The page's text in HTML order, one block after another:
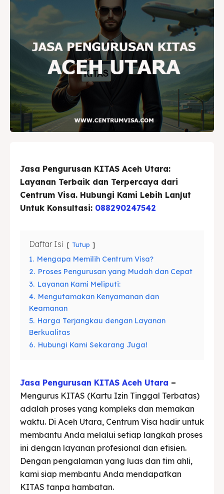
Kitas
Imta
Legalisir
Apostille
Penerjemah
Blog
Kitas
Imta
Legalisir
Apostille
Penerjemah
Blog
Jasa Pengurusan KITAS Aceh Utara:
Layanan Terbaik dan Terpercaya dari
Centrum Visa. Hubungi Kami Lebih Lanjut
Untuk Konsultasi: 088290247542
Daftar Isi Tutup
1. Mengapa Memilih Centrum Visa?
2. Proses Pengurusan yang Mudah dan Cepat
3. Layanan Kami Meliputi:
4. Mengutamakan Kenyamanan dan
Keamanan
5. Harga Terjangkau dengan Layanan
Berkualitas
6. Hubungi Kami Sekarang Juga!
Jasa Pengurusan KITAS Aceh Utara –
Mengurus KITAS (Kartu Izin Tinggal Terbatas)
adalah proses yang kompleks dan memakan
waktu. Di Aceh Utara, Centrum Visa hadir untuk
membantu Anda melalui setiap langkah proses
ini dengan layanan profesional dan efisien.
Dengan pengalaman yang luas dan tim ahli,
kami siap membantu Anda mendapatkan
KITAS tanpa hambatan.